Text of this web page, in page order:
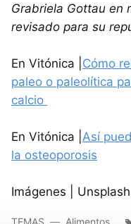
Grabriela Gottau en
revisado para su
En Vitónica | Cómo
paleo o paleolítica
calcio
En Vitónica | Así
la osteoporosis
Imágenes |
TEMAS Alimentos